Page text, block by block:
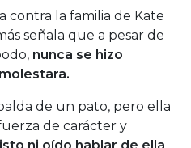
contra la familia de Kate
señala que a pesar de
nunca se hizo
de un pato, pero ella
de carácter y
ni oído hablar de ella